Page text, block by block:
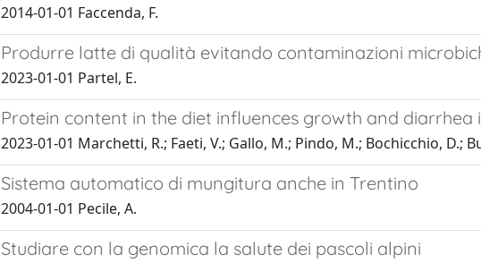
2014-01-01 Faccenda, F.
Produrre latte di qualità evitando contaminazioni
2023-01-01 Partel, E.
Protein content in the diet influences growth and diarrhea
2023-01-01 Marchetti, R.; Faeti, V.; Gallo, M.; Pindo, M.; Bochicchio, D.;
Sistema automatico di mungitura anche in Trentino
2004-01-01 Pecile, A.
Studiare con la genomica la salute dei pascoli alpini